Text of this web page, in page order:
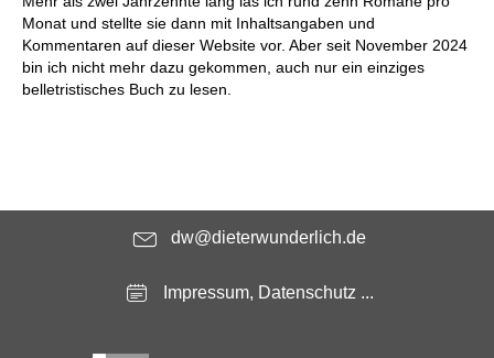
Monat und stellte sie dann mit Inhaltsangaben und
Kommentaren auf dieser Website vor. Aber seit November 2024
bin ich nicht mehr dazu gekommen, auch nur ein einziges
belletristisches Buch zu lesen.
dw@dieterwunderlich.de
Impressum, Datenschutz ...